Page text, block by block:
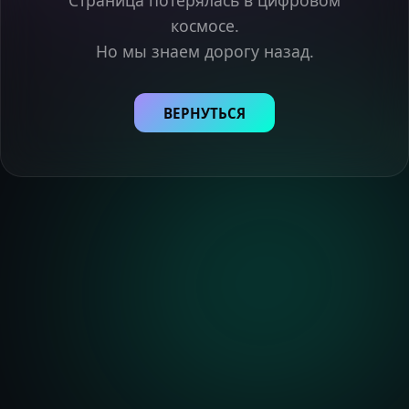
космосе.
Но мы знаем дорогу назад.
ВЕРНУТЬСЯ